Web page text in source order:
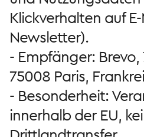
Klickverhalten auf
Newsletter).
- Empfänger:
75008 Paris,
- Besonderheit:
innerhalb der EU,